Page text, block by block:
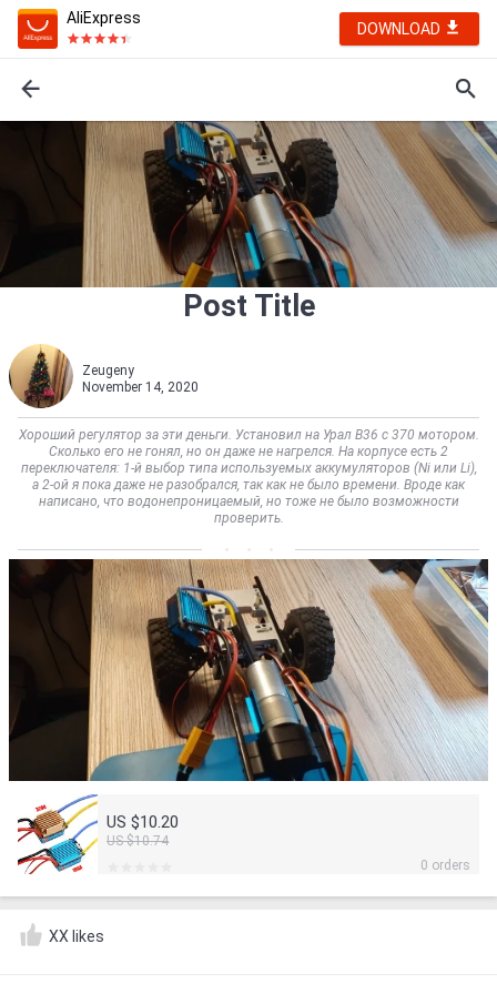
AliExpress
DOWNLOAD
Post Title
Zeugeny
November 14, 2020
Хороший регулятор за эти деньги. Установил на Урал B36 с 370 мотором.
Сколько его не гонял, но он даже не нагрелся. На корпусе есть 2
переключателя: 1-й выбор типа используемых аккумуляторов (Ni или Li),
а 2-ой я пока даже не разобрался, так как не было времени. Вроде как
написано, что водонепроницаемый, но тоже не было возможности
проверить.
US $10.20
US $10.74
0 orders
XX likes